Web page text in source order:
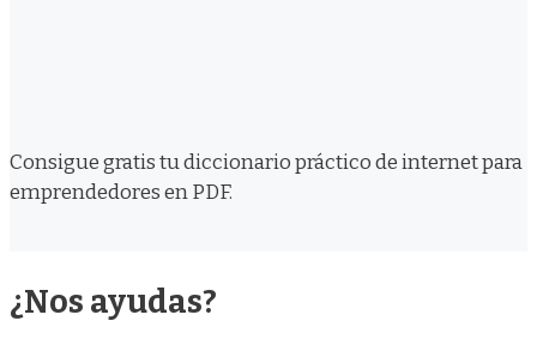
Consigue gratis tu diccionario práctico de internet para
emprendedores en PDF.
¿Nos ayudas?